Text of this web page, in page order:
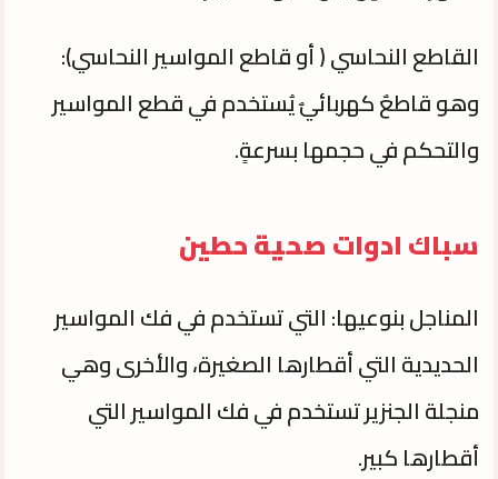
القاطع النحاسي ( أو قاطع المواسير النحاسي):
وهو قاطعٌ كهربائيٌ يُستخدم في قطع المواسير
والتحكم في حجمها بسرعةٍ.
سباك ادوات صحية حطين
المناجل بنوعيها: التي تستخدم في فك المواسير
الحديدية التي أقطارها الصغيرة، والأخرى وهي
منجلة الجنزير تستخدم في فك المواسير التي
أقطارها كبير.